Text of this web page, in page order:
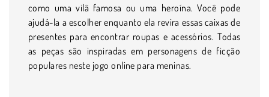
como uma vilã famosa ou uma heroína. Você pode
ajudá-la a escolher enquanto ela revira essas caixas de
presentes para encontrar roupas e acessórios. Todas
as peças são inspiradas em personagens de ficção
populares neste jogo online para meninas.